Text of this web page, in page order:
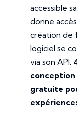
accessible
donne
création de
logiciel se
via son API.
conception
gratuite